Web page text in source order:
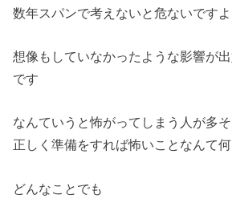
数年スパンで考えないと危ないですよ
想像もしていなかったような影響が
です
なんていうと怖がってしまう人が多
正しく準備をすれば怖いことなんて
どんなことでも